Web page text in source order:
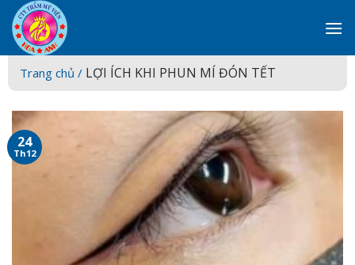
Skip
to
content
Trang chủ / LỢI ÍCH KHI PHUN MÍ ĐÓN TẾT
24
Th12